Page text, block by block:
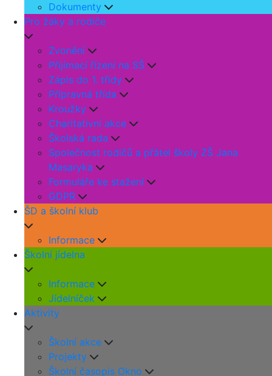
Dokumenty
Pro žáky a rodiče
Zvonění
Přijímací řízení na SŠ
Zápis do 1. třídy
Přípravná třída
Kroužky
Charitativní akce
Školská rada
Společnost rodičů a přátel školy ZŠ Jana
Masaryka
Formuláře ke stažení
GDPR
ŠD a školní klub
Informace
Školní jídelna
Informace
Jídelníček
Aktivity
Školní akce
Projekty
Školní časopis Okno